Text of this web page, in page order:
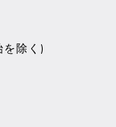
除く)